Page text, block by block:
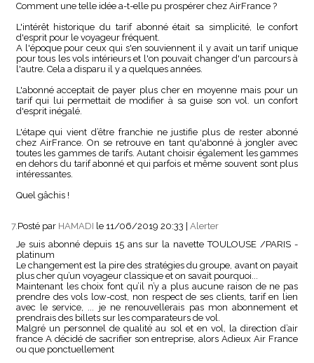
Comment une telle idée a-t-elle pu prospérer chez AirFrance ?
L'intérêt historique du tarif abonné était sa simplicité, le confort
d'esprit pour le voyageur fréquent.
A l'époque pour ceux qui s'en souviennent il y avait un tarif unique
pour tous les vols intérieurs et l'on pouvait changer d'un parcours à
l'autre. Cela a disparu il y a quelques années.
L'abonné acceptait de payer plus cher en moyenne mais pour un
tarif qui lui permettait de modifier à sa guise son vol. un confort
d'esprit inégalé.
L'étape qui vient d’être franchie ne justifie plus de rester abonné
chez AirFrance. On se retrouve en tant qu'abonné à jongler avec
toutes les gammes de tarifs. Autant choisir également les gammes
en dehors du tarif abonné et qui parfois et même souvent sont plus
intéressantes.
Quel gâchis !
7. Posté par HAMADI le 11/06/2019 20:33
Alerter
Je suis abonné depuis 15 ans sur la navette TOULOUSE /PARIS -
platinum
Le changement est la pire des stratégies du groupe, avant on payait
plus cher qu’un voyageur classique et on savait pourquoi...
Maintenant les choix font qu’il n’y a plus aucune raison de ne pas
prendre des vols low-cost, non respect de ses clients, tarif en lien
avec le service, ... je ne renouvellerais pas mon abonnement et
prendrais des billets sur les comparateurs de vol.
Malgré un personnel de qualité au sol et en vol, la direction d’air
france A décidé de sacrifier son entreprise, alors Adieux Air France
ou que ponctuellement